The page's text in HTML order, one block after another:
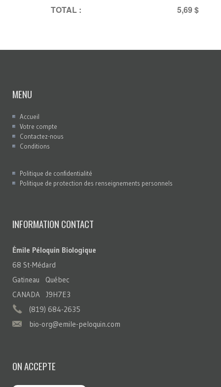
TOTAL :
5,69 $
MENU
Accueil
Votre compte
Contactez-nous
Conditions
Politique de confidentialité
Politique de protection des renseignements personnels
INFORMATION CONTACT
Émile Péloquin Biologique
68 St-Médard
Gatineau Québec
CANADA J9H7E3
(819) 684-2635
bio-org@emile-peloquin.com
ON ACCEPTE